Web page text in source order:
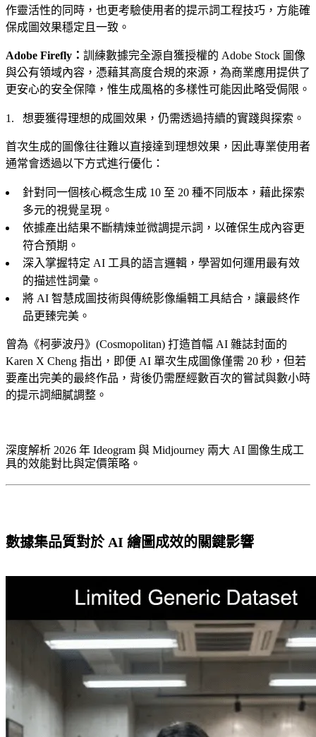
作靈活性的同時，也更考驗使用者的提示詞工程技巧，方能確
保成圖效果穩定且一致。
Adobe Firefly： 訓練數據完全源自獲授權的 Adobe Stock 圖像
與公有領域內容，憑藉其高度合規的來源，為商業應用提供了
更安心的安全保障，惟生成風格的多樣性可能因此略受侷限。
想要獲得理想的成圖效果，仍需透過持續的實踐與探索。
首次生成的圖像往往難以直接達到理想效果，因此專業使用者
通常會透過以下方式進行優化：
針對同一個核心概念生成 10 至 20 種不同版本，藉此探索
多元的視覺呈現。
依據產出結果不斷精煉並微調提示詞，以確保生成內容更
符合預期。
深入掌握特定 AI 工具的語言邏輯，學習如何運用最有效
的描述性詞彙。
將 AI 智慧成圖技術與傳統影像編輯工具結合，讓最終作
品更臻完美。
曾為《柯夢波丹》(Cosmopolitan) 打造首幅 AI 雜誌封面的
Karen X Cheng 指出，即便 AI 單次生成圖像僅需 20 秒，但若
要產出完美的最終作品，背後仍需歷經數百次的嘗試與數小時
的提示詞細膩調整。
深度解析 2026 年 Ideogram 與 Midjourney 兩大 AI 圖像生成工
具的效能對比與定價策略。
數據集品質對於 AI 繪圖成效的關鍵影響